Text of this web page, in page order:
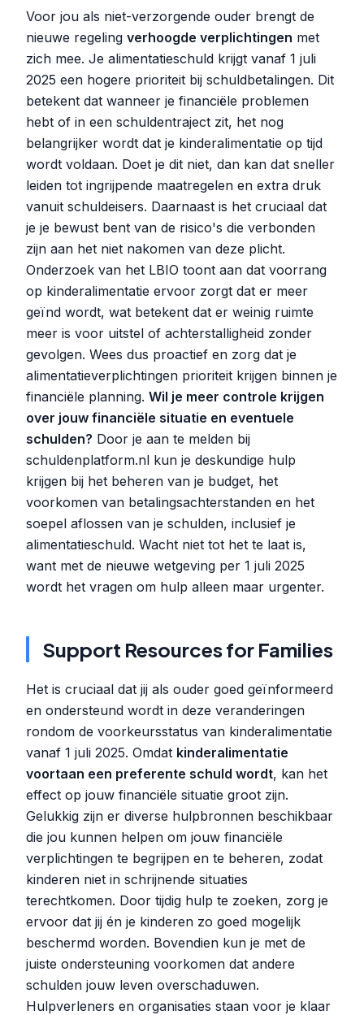
Voor jou als niet-verzorgende ouder brengt de
nieuwe regeling verhoogde verplichtingen met
zich mee. Je alimentatieschuld krijgt vanaf 1 juli
2025 een hogere prioriteit bij schuldbetalingen. Dit
betekent dat wanneer je financiële problemen
hebt of in een schuldentraject zit, het nog
belangrijker wordt dat je kinderalimentatie op tijd
wordt voldaan. Doet je dit niet, dan kan dat sneller
leiden tot ingrijpende maatregelen en extra druk
vanuit schuldeisers. Daarnaast is het cruciaal dat
je je bewust bent van de risico's die verbonden
zijn aan het niet nakomen van deze plicht.
Onderzoek van het LBIO toont aan dat voorrang
op kinderalimentatie ervoor zorgt dat er meer
geïnd wordt, wat betekent dat er weinig ruimte
meer is voor uitstel of achterstalligheid zonder
gevolgen. Wees dus proactief en zorg dat je
alimentatieverplichtingen prioriteit krijgen binnen je
financiële planning. Wil je meer controle krijgen
over jouw financiële situatie en eventuele
schulden? Door je aan te melden bij
schuldenplatform.nl kun je deskundige hulp
krijgen bij het beheren van je budget, het
voorkomen van betalingsachterstanden en het
soepel aflossen van je schulden, inclusief je
alimentatieschuld. Wacht niet tot het te laat is,
want met de nieuwe wetgeving per 1 juli 2025
wordt het vragen om hulp alleen maar urgenter.
Support Resources for Families
Het is cruciaal dat jij als ouder goed geïnformeerd
en ondersteund wordt in deze veranderingen
rondom de voorkeursstatus van kinderalimentatie
vanaf 1 juli 2025. Omdat kinderalimentatie
voortaan een preferente schuld wordt, kan het
effect op jouw financiële situatie groot zijn.
Gelukkig zijn er diverse hulpbronnen beschikbaar
die jou kunnen helpen om jouw financiële
verplichtingen te begrijpen en te beheren, zodat
kinderen niet in schrijnende situaties
terechtkomen. Door tijdig hulp te zoeken, zorg je
ervoor dat jij én je kinderen zo goed mogelijk
beschermd worden. Bovendien kun je met de
juiste ondersteuning voorkomen dat andere
schulden jouw leven overschaduwen.
Hulpverleners en organisaties staan voor je klaar